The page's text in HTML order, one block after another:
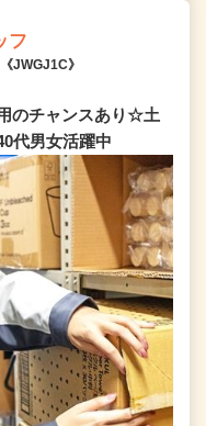
フ
JWGJ1C》
のチャンスあり☆土
代男女活躍中